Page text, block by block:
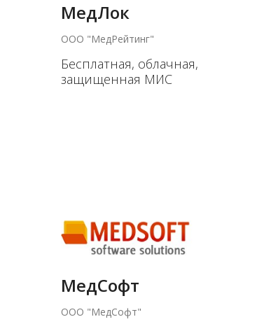
МедЛок
ООО "МедРейтинг"
Бесплатная, облачная,
защищенная МИС
МедСофт
ООО "МедСофт"